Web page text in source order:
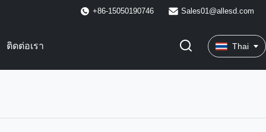
+86-15050190746 Sales01@allesd.com
ติดต่อเรา Thai